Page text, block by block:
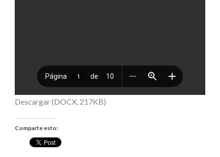
Descargar (DOCX, 217KB)
Comparte esto: